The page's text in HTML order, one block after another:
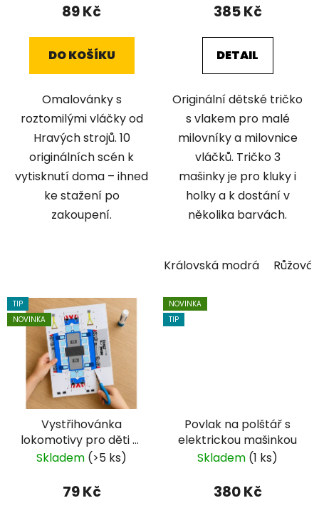
89 Kč
DO KOŠÍKU
Omalovánky s
roztomilými vláčky od
Hravých strojů. 10
originálních scén k
vytisknutí doma – ihned
ke stažení po
zakoupení.
385 Kč
DETAIL
Originální dětské tričko
s vlakem pro malé
milovníky a milovnice
vláčků. Tričko 3
mašinky je pro kluky i
holky a k dostání v
několika barvách.
Královská modrá Růžová
TIP
NOVINKA
Vystřihovánka
lokomotivy pro děti —
PDF ke stažení
Skladem (>5 ks)
79 Kč
NOVINKA
TIP
Povlak na polštář s
elektrickou mašinkou
Skladem (1 ks)
380 Kč